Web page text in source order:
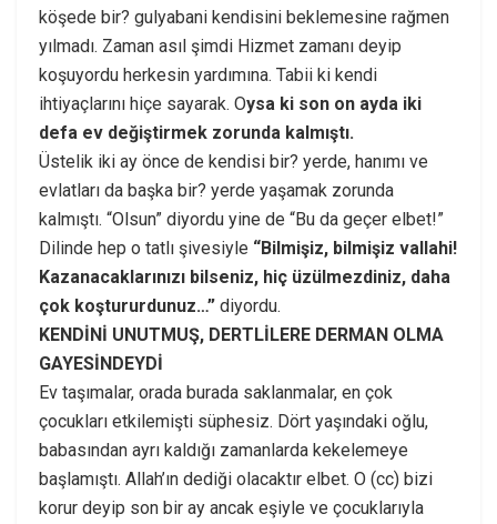
köşede bir? gulyabani kendisini beklemesine rağmen
yılmadı. Zaman asıl şimdi Hizmet zamanı deyip
koşuyordu herkesin yardımına. Tabii ki kendi
ihtiyaçlarını hiçe sayarak. Oysa ki son on ayda iki
defa ev değiştirmek zorunda kalmıştı.
Üstelik iki ay önce de kendisi bir? yerde, hanımı ve
evlatları da başka bir? yerde yaşamak zorunda
kalmıştı. “Olsun” diyordu yine de “Bu da geçer elbet!”
Dilinde hep o tatlı şivesiyle “Bilmişiz, bilmişiz vallahi!
Kazanacaklarınızı bilseniz, hiç üzülmezdiniz, daha
çok koştururdunuz…” diyordu.
KENDİNİ UNUTMUŞ, DERTLİLERE DERMAN OLMA
GAYESİNDEYDİ
Ev taşımalar, orada burada saklanmalar, en çok
çocukları etkilemişti süphesiz. Dört yaşındaki oğlu,
babasından ayrı kaldığı zamanlarda kekelemeye
başlamıştı. Allah’ın dediği olacaktır elbet. O (cc) bizi
korur deyip son bir ay ancak eşiyle ve çocuklarıyla